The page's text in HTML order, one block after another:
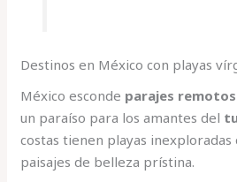
Destinos en México con playas
México esconde parajes remotos
un paraíso para los amantes del
costas tienen playas inexploradas
paisajes de belleza prístina.